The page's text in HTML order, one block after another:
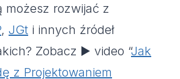
możesz rozwijać z
, JGt i innych źródeł
Zobacz ▶️ video “Jak
z Projektowaniem